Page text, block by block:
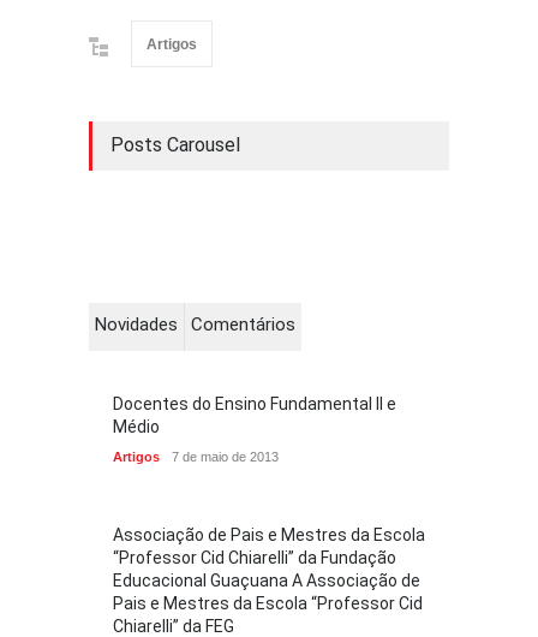
Artigos
Posts Carousel
Novidades Comentários
Docentes do Ensino Fundamental II e
Médio
Artigos 7 de maio de 2013
Associação de Pais e Mestres da Escola
“Professor Cid Chiarelli” da Fundação
Educacional Guaçuana A Associação de
Pais e Mestres da Escola “Professor Cid
Chiarelli” da FEG